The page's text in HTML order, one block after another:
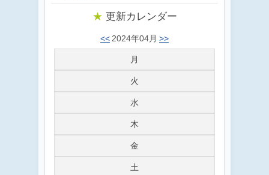
★ 更新カレンダー
<< 2024年04月 >>
月
火
水
木
金
土